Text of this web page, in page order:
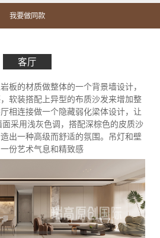
我要做同款
客厅
板的材质做整体的一个背景墙设计，
软装搭配上异型的布质沙发来增加整
相连接做一个隐藏弱化梁体设计，让
采用浅灰色调，搭配深棕色的皮质沙
出一种高级而舒适的氛围。吊灯和壁
份艺术气息和精致感